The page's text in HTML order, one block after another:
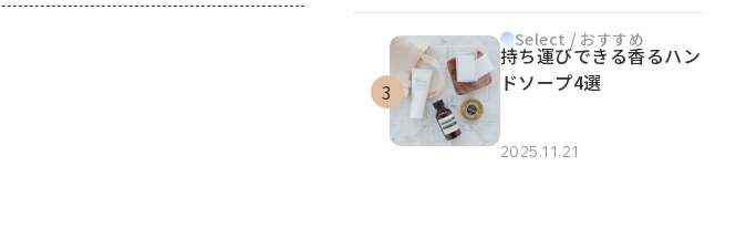
Select / おすすめ
持ち運びできる香るハン
ドソープ4選
2025.11.21